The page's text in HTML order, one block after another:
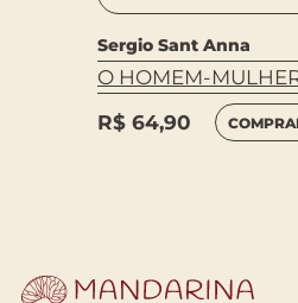
Sergio Sant Anna
O HOMEM-
R$ 64,90